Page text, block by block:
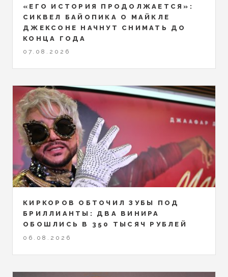
«ЕГО ИСТОРИЯ ПРОДОЛЖАЕТСЯ»:
СИКВЕЛ БАЙОПИКА О МАЙКЛЕ
ДЖЕКСОНЕ НАЧНУТ СНИМАТЬ ДО
КОНЦА ГОДА
07.08.2026
КИРКОРОВ ОБТОЧИЛ ЗУБЫ ПОД
БРИЛЛИАНТЫ: ДВА ВИНИРА
ОБОШЛИСЬ В 350 ТЫСЯЧ РУБЛЕЙ
06.08.2026